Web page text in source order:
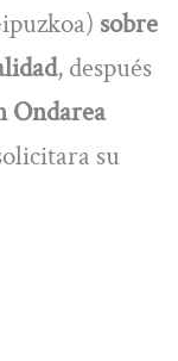
sobre
, después
Ondarea
su